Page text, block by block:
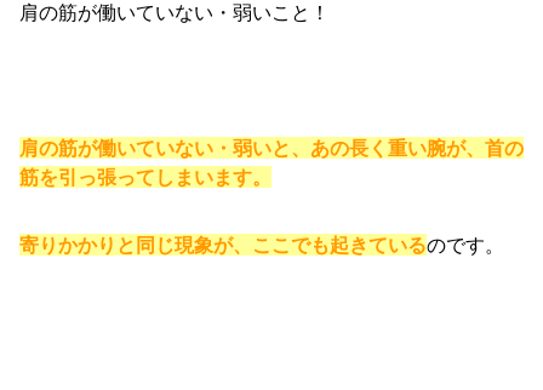
肩の筋が働いていない・弱いこと！
肩の筋が働いていない・弱いと、あの長く重い腕が、首の
筋を引っ張ってしまいます。
寄りかかりと同じ現象が、ここでも起きているのです。